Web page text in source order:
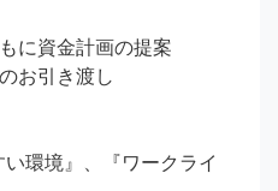
に資金計画の提案
お引き渡し
環境』、『ワークライ